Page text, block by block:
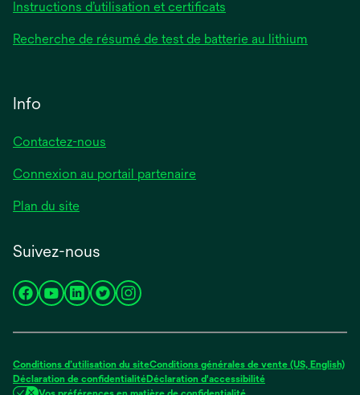
Instructions d’utilisation et certificats
Recherche de résumé de test de batterie au lithium
Info
Contactez-nous
Connexion au portail partenaire
Plan du site
Suivez-nous
s’ouvre
nouvel
onglet
s’ouvre
nouvel
onglet
s’ouvre
nouvel
onglet
s’ouvre
nouvel
onglet
s’ouvre
nouvel
onglet
Conditions d’utilisation du siteConditions générales de vente (US, English)
Déclaration de confidentialitéDéclaration d'accessibilité